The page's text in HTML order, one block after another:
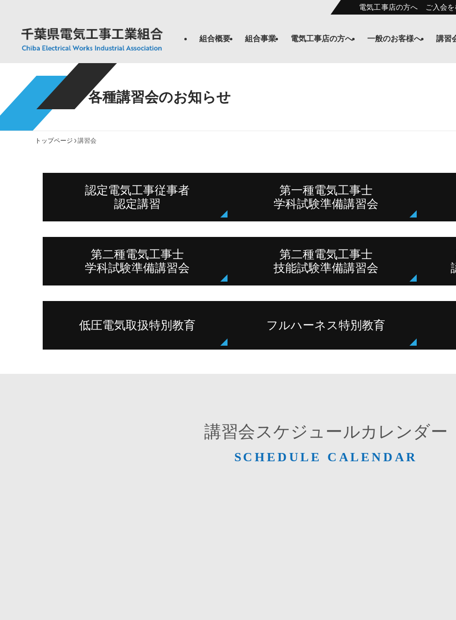
電気工事店の方へ ご入会
組合概要 組合事業 電気工事店の方へ 一般のお客様へ 講習
各種講習会のお知らせ
トップページ 講習会
認定電気工事従事者
認定講習
第一種電気工事士
学科試験準備講習会
第二種電気工事士
学科試験準備講習会
第二種電気工事士
技能試験準備講習会
低圧電気取扱特別教育 フルハーネス特別教育
講習会スケジュールカレンダー
SCHEDULE CALENDAR